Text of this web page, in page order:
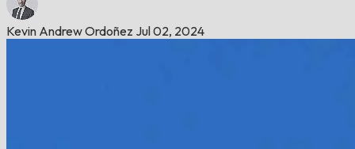
Kevin Andrew Ordoñez Jul 02, 2024